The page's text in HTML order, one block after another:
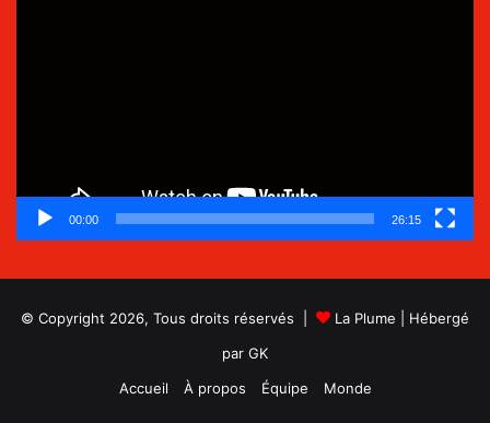
00:00 26:15
© Copyright 2026, Tous droits réservés | La Plume | Hébergé
par GK
Accueil
À propos Équipe Monde